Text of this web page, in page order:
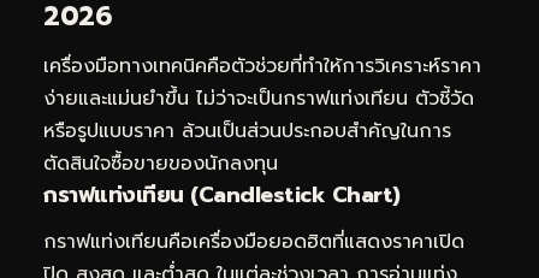
2026
เครื่องมือทางเทคนิคคือตัวช่วยที่ทำให้การวิเคราะห์ราคา
ง่ายและแม่นยำขึ้น ไม่ว่าจะเป็นกราฟแท่งเทียน ตัวชี้วัด
หรือรูปแบบราคา ล้วนเป็นส่วนประกอบสำคัญในการ
ตัดสินใจซื้อขายของนักลงทุน
กราฟแท่งเทียน (Candlestick Chart)
กราฟแท่งเทียนคือเครื่องมือยอดฮิตที่แสดงราคาเปิด